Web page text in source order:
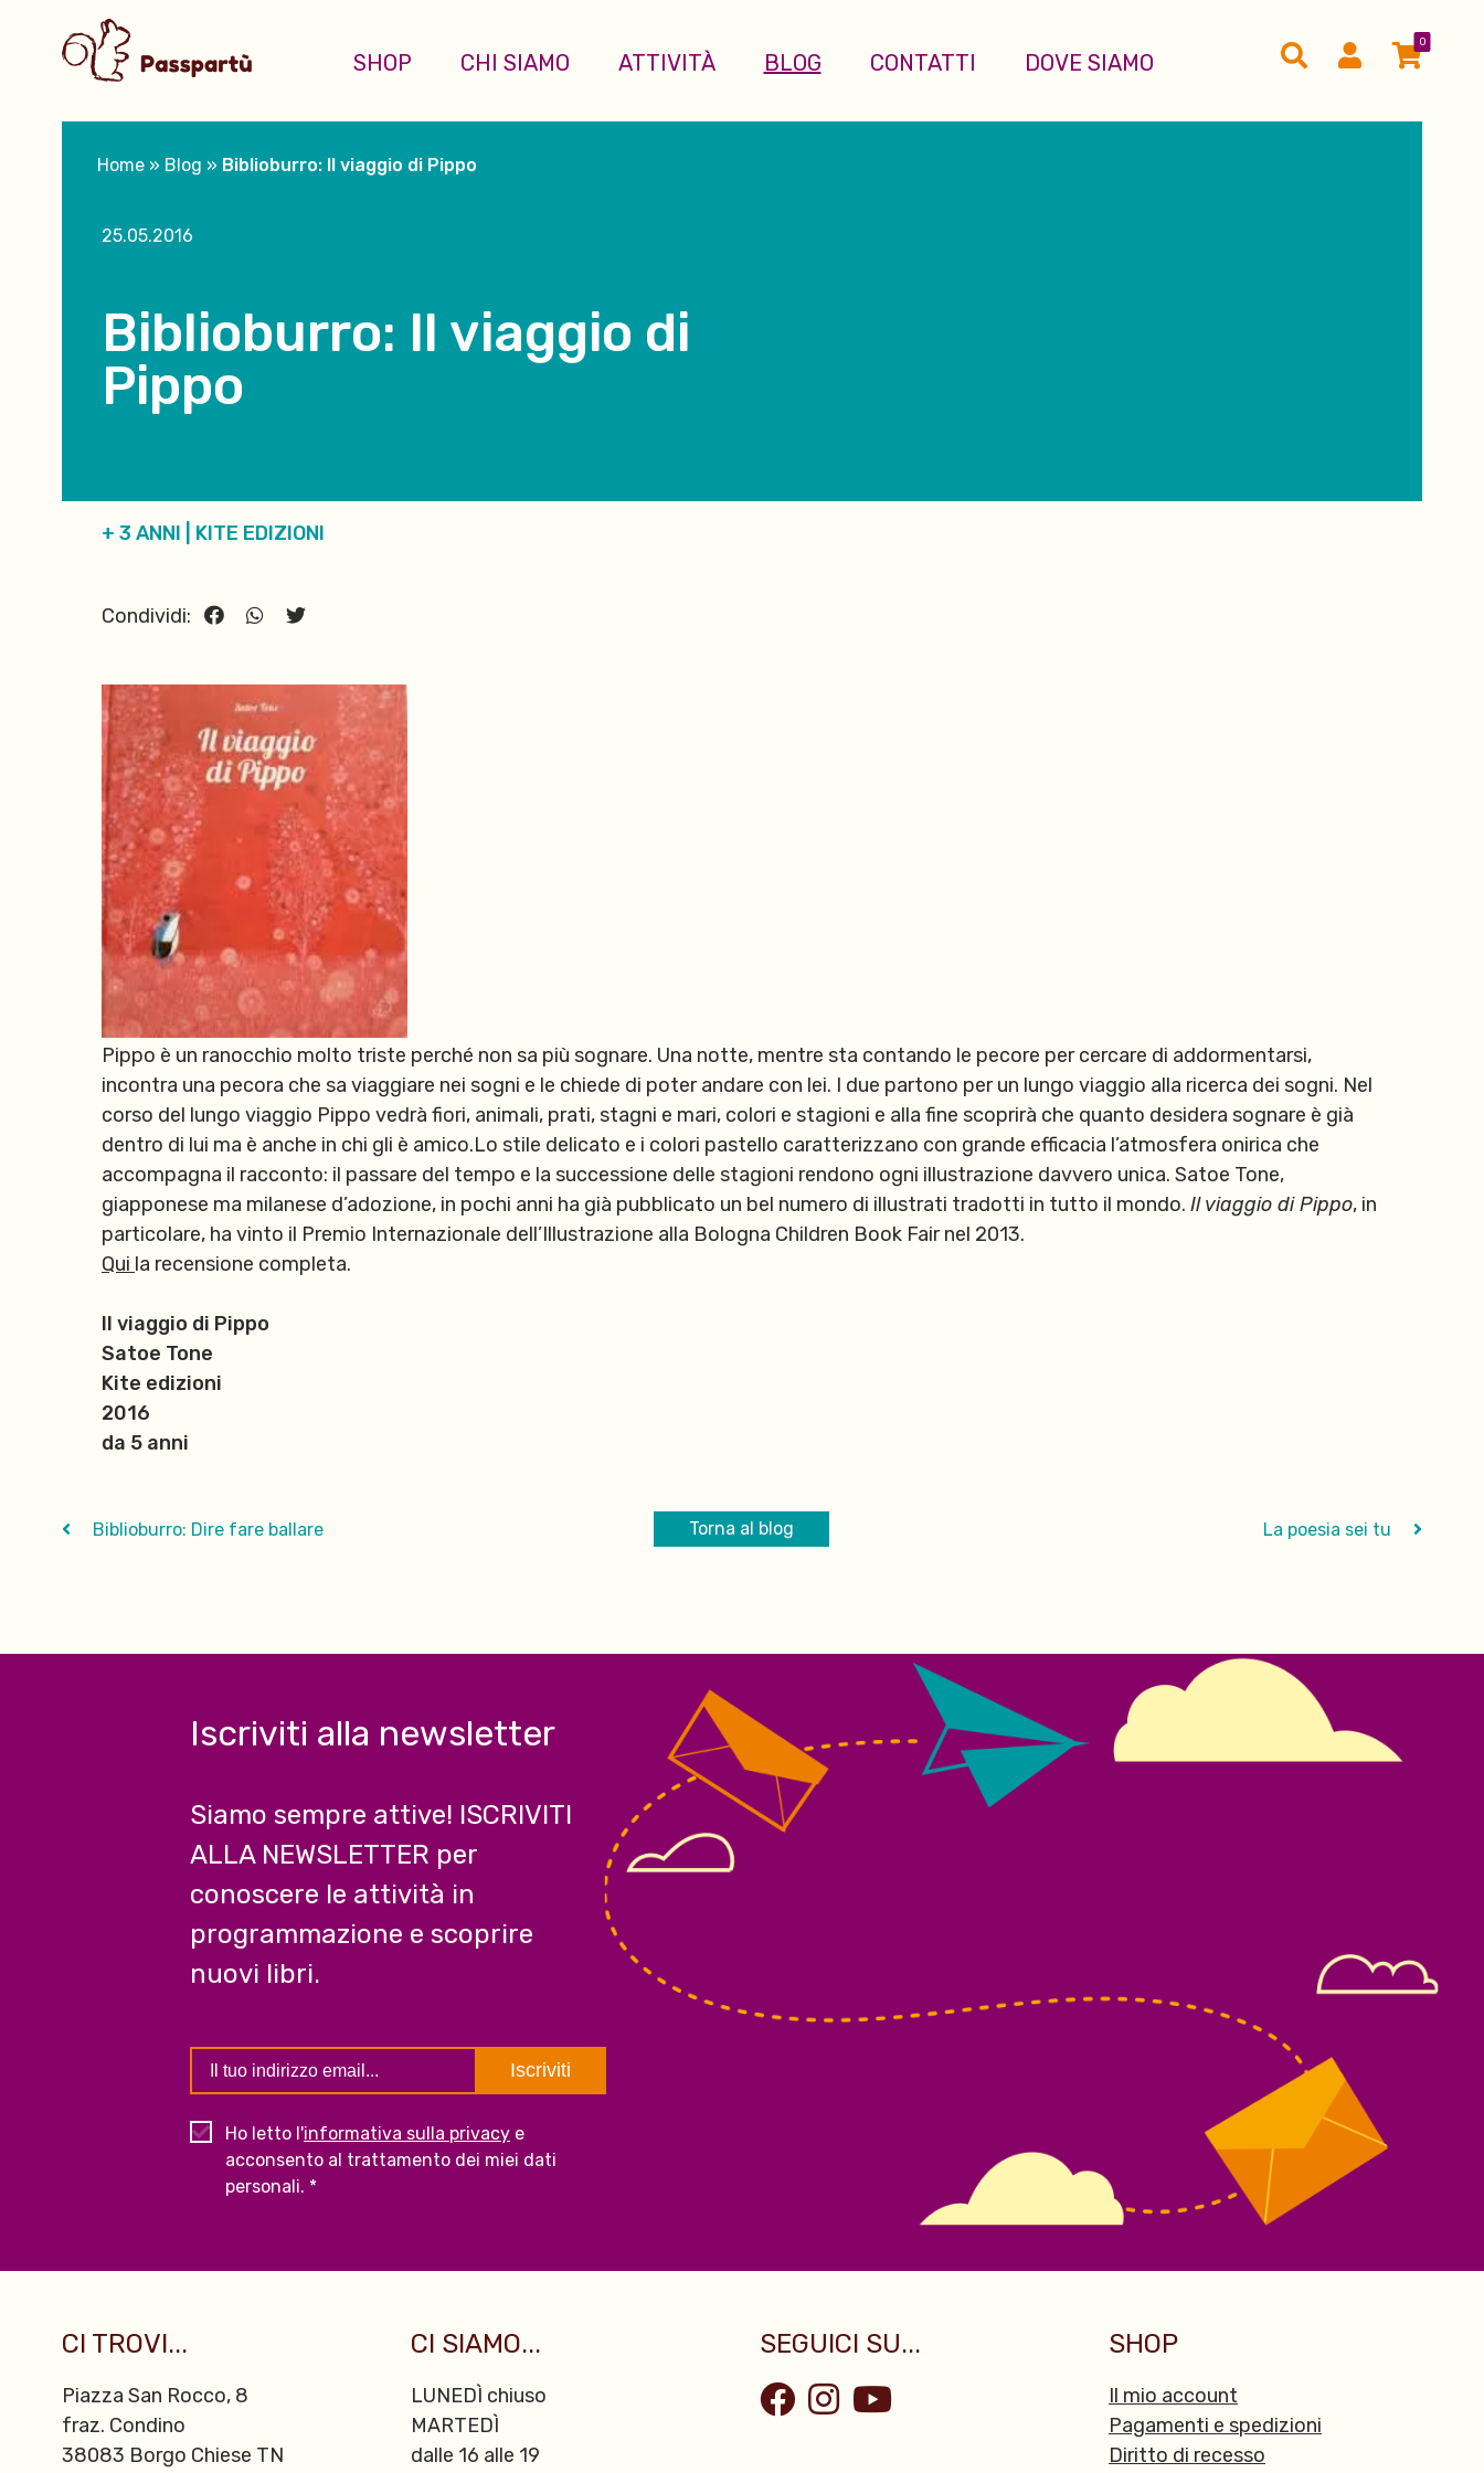
SHOP CHI SIAMO ATTIVITÀ BLOG CONTATTI DOVE SIAMO
0
Home » Blog » Biblioburro: Il viaggio di Pippo
25.05.2016
Biblioburro: Il viaggio di
Pippo
+ 3 ANNI KITE EDIZIONI
Condividi:
Pippo è un ranocchio molto triste perché non sa più sognare. Una notte, mentre sta contando le pecore per cercare di addormentarsi,
incontra una pecora che sa viaggiare nei sogni e le chiede di poter andare con lei. I due partono per un lungo viaggio alla ricerca dei sogni. Nel
corso del lungo viaggio Pippo vedrà fiori, animali, prati, stagni e mari, colori e stagioni e alla fine scoprirà che quanto desidera sognare è già
dentro di lui ma è anche in chi gli è amico.Lo stile delicato e i colori pastello caratterizzano con grande efficacia l’atmosfera onirica che
accompagna il racconto: il passare del tempo e la successione delle stagioni rendono ogni illustrazione davvero unica. Satoe Tone,
giapponese ma milanese d’adozione, in pochi anni ha già pubblicato un bel numero di illustrati tradotti in tutto il mondo. Il viaggio di Pippo, in
particolare, ha vinto il Premio Internazionale dell’Illustrazione alla Bologna Children Book Fair nel 2013.
Qui la recensione completa.
Il viaggio di Pippo
Satoe Tone
Kite edizioni
2016
da 5 anni
Biblioburro: Dire fare ballare Torna al blog La poesia sei tu
Iscriviti alla newsletter
Siamo sempre attive! ISCRIVITI
ALLA NEWSLETTER per
conoscere le attività in
programmazione e scoprire
nuovi libri.
Ho letto l'informativa sulla privacy e
acconsento al trattamento dei miei dati
personali. *
CI TROVI...
Piazza San Rocco, 8
fraz. Condino
38083 Borgo Chiese TN
CI SIAMO...
LUNEDÌ chiuso
MARTEDÌ
dalle 16 alle 19
SEGUICI SU... SHOP
Il mio account
Pagamenti e spedizioni
Diritto di recesso